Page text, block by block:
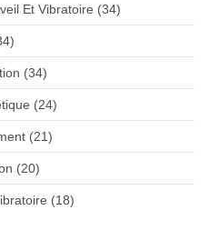
Et Vibratoire (34)
(34)
(24)
(21)
(20)
(18)